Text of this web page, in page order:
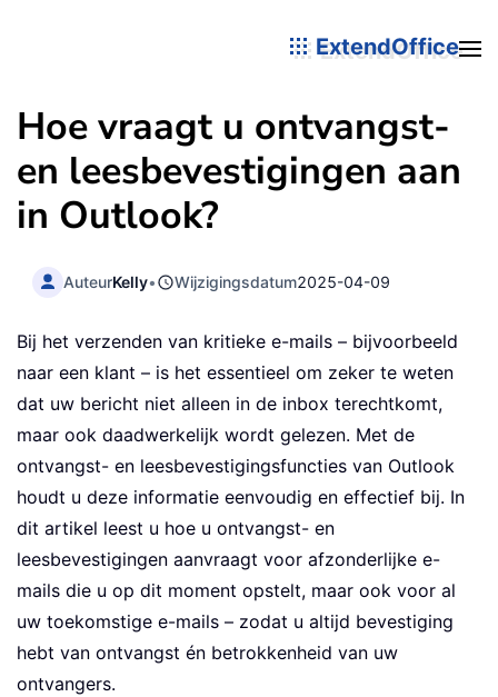
ExtendOffice
Hoe vraagt u ontvangst-
en leesbevestigingen aan
in Outlook?
AuteurKelly• Wijzigingsdatum2025-04-09
Bij het verzenden van kritieke e-mails – bijvoorbeeld
naar een klant – is het essentieel om zeker te weten
dat uw bericht niet alleen in de inbox terechtkomt,
maar ook daadwerkelijk wordt gelezen. Met de
ontvangst- en leesbevestigingsfuncties van Outlook
houdt u deze informatie eenvoudig en effectief bij. In
dit artikel leest u hoe u ontvangst- en
leesbevestigingen aanvraagt voor afzonderlijke e-
mails die u op dit moment opstelt, maar ook voor al
uw toekomstige e-mails – zodat u altijd bevestiging
hebt van ontvangst én betrokkenheid van uw
ontvangers.